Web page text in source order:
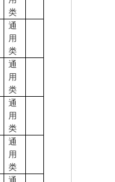
类
通
用
类
通
用
类
通
用
类
通
用
类